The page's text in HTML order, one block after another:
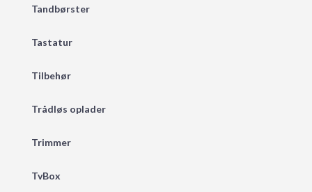
Tandbørster
Tastatur
Tilbehør
Trådløs oplader
Trimmer
TvBox